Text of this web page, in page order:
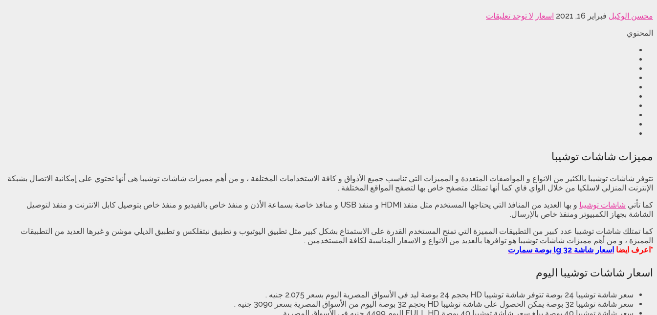
محسن الوكيل فبراير 16, 2021 اسعار لا توجد تعليقات
المحتوي
مميزات شاشات توشيبا
تتوفر شاشات توشيبا بالكثير من الانواع و المواصفات المتعددة و المميزات التي تناسب جميع الأذواق و كافة الاستخدامات المختلفة ، و من أهم مميزات شاشات توشيبا هى أنها تحتوي على إمكانية الاتصال بشبكة
الإنترنت المنزلي لاسلكيا من خلال الواي فاي كما أنها تمتلك متصفح خاص بها لتصفح المواقع المختلفة .
كما تأتي شاشات توشيبا
و بها العديد من المنافذ التي يحتاجها المستخدم مثل منفذ HDMI و منفذ USB و منافذ خاصة بسماعة الأذن و منفذ خاص بالفيديو و منفذ خاص بتوصيل كابل الانترنت و منفذ لتوصيل
الشاشة بجهاز الكمبيوتر ومنفذ خاص بالإرسال.
كما تمتلك شاشات توشيبا عدد كبير من التطبيقات المميزة التي تمنح المستخدم القدرة على الاستمتاع بشكل كبير مثل تطبيق اليوتيوب و تطبيق نيتفلكس و تطبيق الديلي موشن و غيرها العديد من التطبيقات
المميزة ، و من أهم مميزات شاشات توشيبا هو توافرها بالعديد من الانواع و الاسعار المناسبة لكافة المستخدمين .
*اعرف ايضا اسعار شاشة lg 32 بوصة سمارت
اسعار شاشات توشيبا اليوم
سعر شاشة توشيبا 24 بوصة تتوفر شاشة توشيبا HD بحجم 24 بوصة ليد في الأسواق المصرية اليوم بسعر 2.075 جنيه .
سعر شاشة توشيبا 32 بوصة يمكن الحصول على شاشة توشيبا HD بحجم 32 بوصة اليوم من الأسواق المصرية بسعر 3090 جنيه .